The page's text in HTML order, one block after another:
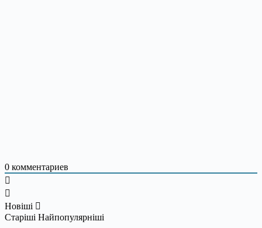
0 комментариев
Новіші
Старіші Найпопулярніші